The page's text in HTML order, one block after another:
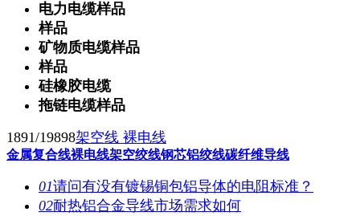
电力电缆样品
样品
矿物质电缆样品
样品
硅橡胶电缆
拖链电缆样品
1891/19898架空线 裸电线
金属复合线裸电线架空绞线钢芯铝绞线碳纤维导线
01请问有没有镀锡铜包铝导体的电阻标准？
02耐热铝合金导线市场需求如何